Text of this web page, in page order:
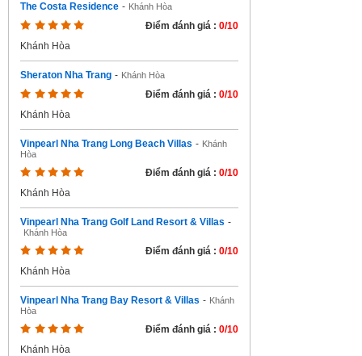
The Costa Residence - Khánh Hòa
Điểm đánh giá : 0/10
Khánh Hòa
Sheraton Nha Trang - Khánh Hòa
Điểm đánh giá : 0/10
Khánh Hòa
Vinpearl Nha Trang Long Beach Villas - Khánh
Hòa
Điểm đánh giá : 0/10
Khánh Hòa
Vinpearl Nha Trang Golf Land Resort & Villas -
Khánh Hòa
Điểm đánh giá : 0/10
Khánh Hòa
Vinpearl Nha Trang Bay Resort & Villas - Khánh
Hòa
Điểm đánh giá : 0/10
Khánh Hòa